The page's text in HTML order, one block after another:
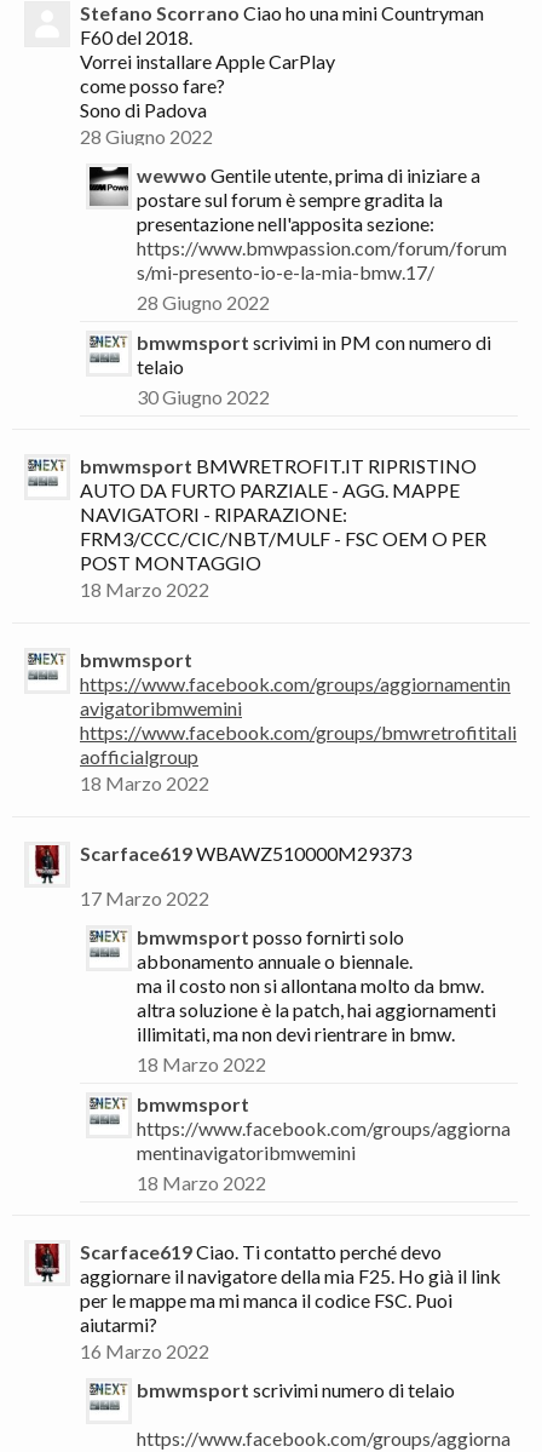
Stefano Scorrano Ciao ho una mini Countryman
F60 del 2018.
Vorrei installare Apple CarPlay
come posso fare?
Sono di Padova
28 Giugno 2022
wewwo Gentile utente, prima di iniziare a
postare sul forum è sempre gradita la
presentazione nell'apposita sezione:
https://www.bmwpassion.com/forum/forum
s/mi-presento-io-e-la-mia-bmw.17/
28 Giugno 2022
bmwmsport scrivimi in PM con numero di
telaio
30 Giugno 2022
bmwmsport BMWRETROFIT.IT RIPRISTINO
AUTO DA FURTO PARZIALE - AGG. MAPPE
NAVIGATORI - RIPARAZIONE:
FRM3/CCC/CIC/NBT/MULF - FSC OEM O PER
POST MONTAGGIO
18 Marzo 2022
bmwmsport
https://www.facebook.com/groups/aggiornamentin
avigatoribmwemini
https://www.facebook.com/groups/bmwretrofititali
aofficialgroup
18 Marzo 2022
Scarface619WBAWZ510000M29373
17 Marzo 2022
bmwmsport posso fornirti solo
abbonamento annuale o biennale.
ma il costo non si allontana molto da bmw.
altra soluzione è la patch, hai aggiornamenti
illimitati, ma non devi rientrare in bmw.
18 Marzo 2022
bmwmsport
https://www.facebook.com/groups/aggiorna
mentinavigatoribmwemini
18 Marzo 2022
Scarface619Ciao. Ti contatto perché devo
aggiornare il navigatore della mia F25. Ho già il link
per le mappe ma mi manca il codice FSC. Puoi
aiutarmi?
16 Marzo 2022
bmwmsport scrivimi numero di telaio
https://www.facebook.com/groups/aggiorna